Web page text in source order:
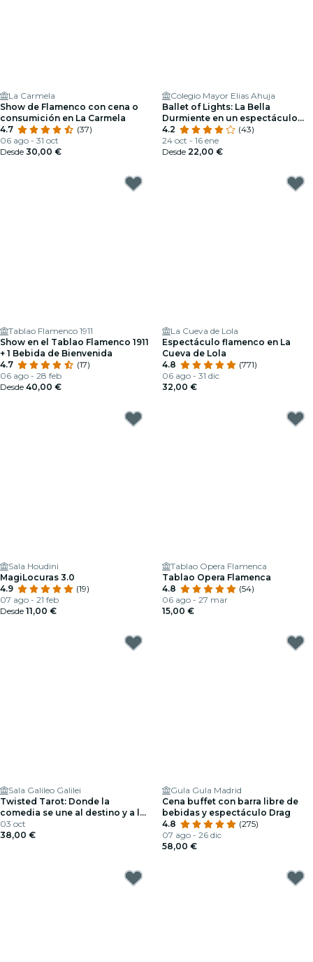
La Carmela
Show de Flamenco con cena o
consumición en La Carmela
4.7
(37)
06 ago - 31 oct
Desde 30,00 €
Colegio Mayor Elias Ahuja
Ballet of Lights: La Bella
Durmiente en un espectáculo
deslumbrante
4.2
(43)
24 oct - 16 ene
Desde 22,00 €
Tablao Flamenco 1911
Show en el Tablao Flamenco 1911
+ 1 Bebida de Bienvenida
4.7
(17)
06 ago - 28 feb
Desde 40,00 €
La Cueva de Lola
Espectáculo flamenco en La
Cueva de Lola
4.8
(771)
06 ago - 31 dic
32,00 €
Sala Houdini
MagiLocuras 3.0
4.9
(19)
07 ago - 21 feb
Desde 11,00 €
Tablao Opera Flamenca
Tablao Opera Flamenca
4.8
(54)
06 ago - 27 mar
15,00 €
Sala Galileo Galilei
Twisted Tarot: Donde la
comedia se une al destino y a los
secretos del tarot
03 oct
38,00 €
Gula Gula Madrid
Cena buffet con barra libre de
bebidas y espectáculo Drag
4.8
(275)
07 ago - 26 dic
58,00 €